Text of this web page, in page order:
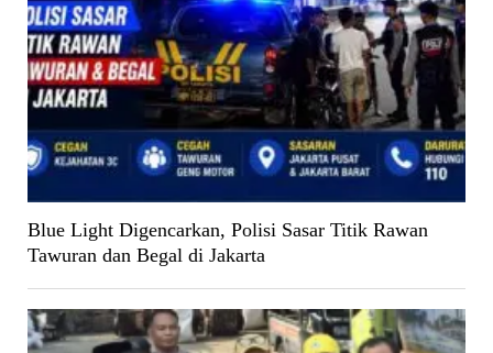
Blue Light Digencarkan, Polisi Sasar Titik Rawan
Tawuran dan Begal di Jakarta